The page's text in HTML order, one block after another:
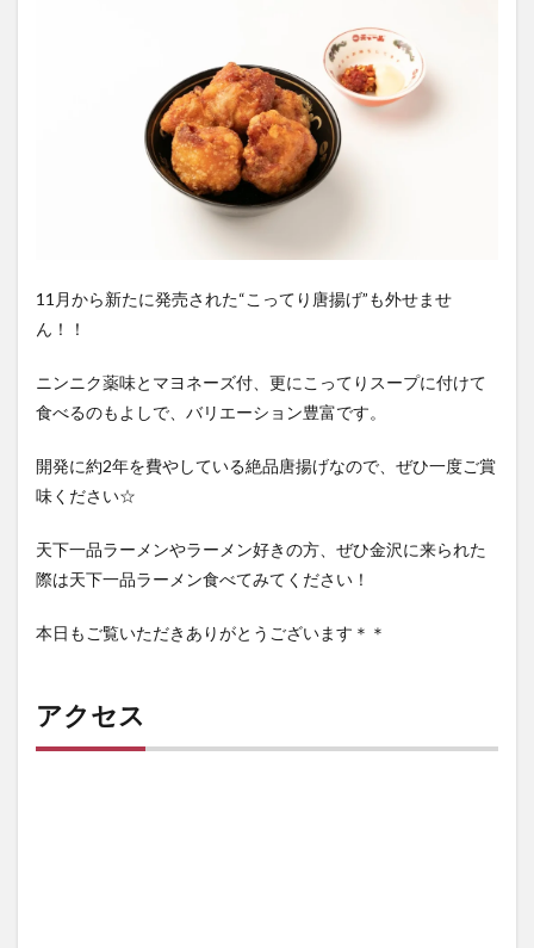
11月から新たに発売された“こってり唐揚げ”も外せませ
ん！！
ニンニク薬味とマヨネーズ付、更にこってりスープに付けて
食べるのもよしで、バリエーション豊富です。
開発に約2年を費やしている絶品唐揚げなので、ぜひ一度ご賞
味ください☆
天下一品ラーメンやラーメン好きの方、ぜひ金沢に来られた
際は天下一品ラーメン食べてみてください！
本日もご覧いただきありがとうございます＊＊
アクセス